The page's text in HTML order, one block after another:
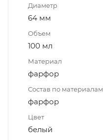
Диаметр
64 мм
Объем
100 мл
Материал
фарфор
Состав по материалам
фарфор
Цвет
белый